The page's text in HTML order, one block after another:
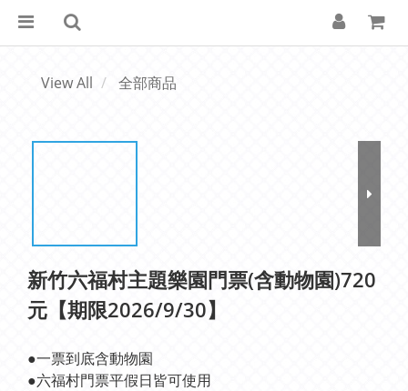
View All 全部商品
新竹六福村主題樂園門票(含動物園)720
元【期限2026/9/30】
●一票到底含動物園
●六福村門票平假日皆可使用